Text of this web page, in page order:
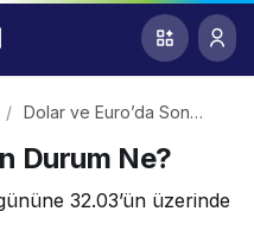
Dolar ve Euro’da Son
Durum Ne?
32.03’ün üzerinde
0